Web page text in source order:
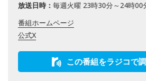
放送日時： 毎週火曜 23時30分～24時00
番組ホームページ
公式X
この番組をラジコで